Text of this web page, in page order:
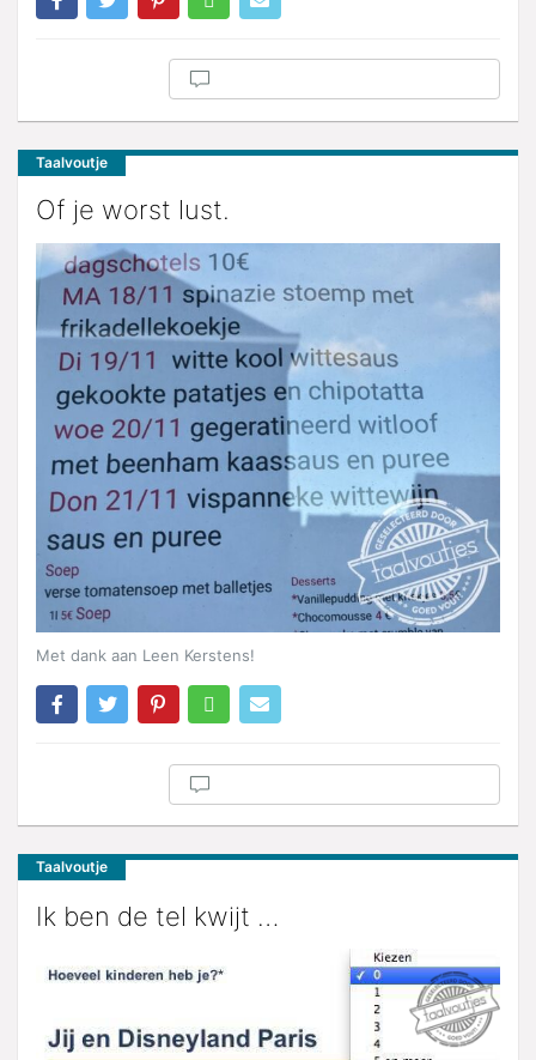
Taalvoutje
Of je worst lust.
Met dank aan Leen Kerstens!
Taalvoutje
Ik ben de tel kwijt …